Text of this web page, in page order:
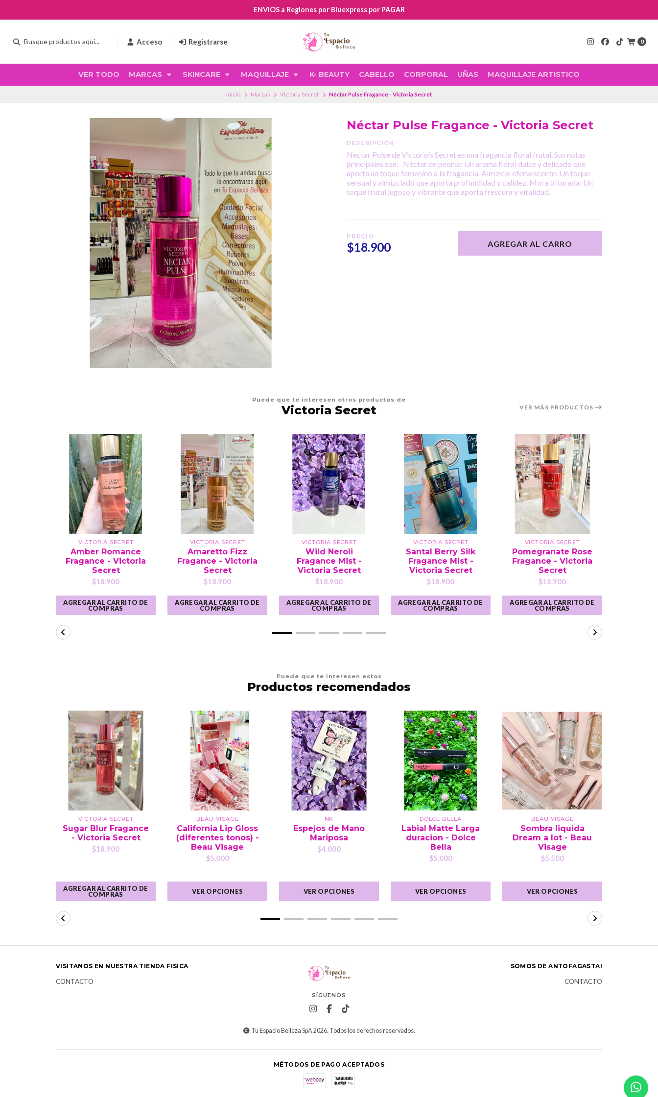
Acceso Registrarse 0
VER TODO MARCAS SKINCARE MAQUILLAJE K- BEAUTY CABELLO CORPORAL UÑAS MAQUILLAJE ARTISTICO
ENVIOS a Regiones por Bluexpress por PAGAR
Inicio Marcas Victoria Secret Néctar Pulse Fragance - Victoria Secret
Néctar Pulse Fragance - Victoria Secret
DESCRIPCIÓN
Nectar Pulse de Victoria’s Secret es una fragancia floral frutal. Sus notas
principales son: Néctar de peonía: Un aroma floral dulce y delicado que
aporta un toque femenino a la fragancia. Almizcle efervescente: Un toque
sensual y almizclado que aporta profundidad y calidez. Mora triturada: Un
toque frutal jugoso y vibrante que aporta frescura y vitalidad.
PRECIO
$18.900 AGREGAR AL CARRO
Puede que te interesen otros productos de
Victoria Secret VER MÁS PRODUCTOS
VICTORIA SECRET
Amber Romance
Fragance - Victoria
Secret
$18.900
AGREGAR AL CARRITO DE
COMPRAS
VICTORIA SECRET
Amaretto Fizz
Fragance - Victoria
Secret
$18.900
AGREGAR AL CARRITO DE
COMPRAS
VICTORIA SECRET
Wild Neroli
Fragance Mist -
Victoria Secret
$18.900
AGREGAR AL CARRITO DE
COMPRAS
VICTORIA SECRET
Santal Berry Silk
Fragance Mist -
Victoria Secret
$18.900
AGREGAR AL CARRITO DE
COMPRAS
VICTORIA SECRET
Pomegranate Rose
Fragance - Victoria
Secret
$18.900
AGREGAR AL CARRITO DE
COMPRAS
Puede que te interesen estos
Productos recomendados
VICTORIA SECRET
Sugar Blur Fragance
- Victoria Secret
$18.900
AGREGAR AL CARRITO DE
COMPRAS
BEAU VISAGE
California Lip Gloss
(diferentes tonos) -
Beau Visage
$5.000
VER OPCIONES
NK
Espejos de Mano
Mariposa
$4.000
VER OPCIONES
DOLCE BELLA
Labial Matte Larga
duracion - Dolce
Bella
$5.000
VER OPCIONES
BEAU VISAGE
Sombra liquida
Dream a lot - Beau
Visage
$5.500
VER OPCIONES
SÍGUENOS
Tu Espacio Belleza SpA 2026. Todos los derechos reservados.
VISITANOS EN NUESTRA TIENDA FISICA
CONTACTO
SOMOS DE ANTOFAGASTA!
CONTACTO
MÉTODOS DE PAGO ACEPTADOS